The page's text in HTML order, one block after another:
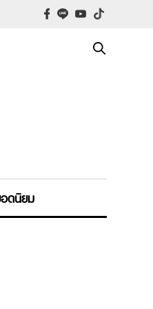
ดนิยม